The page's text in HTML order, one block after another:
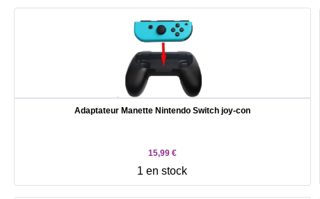
Adaptateur Manette Nintendo Switch joy-con
15,99 €
1 en stock